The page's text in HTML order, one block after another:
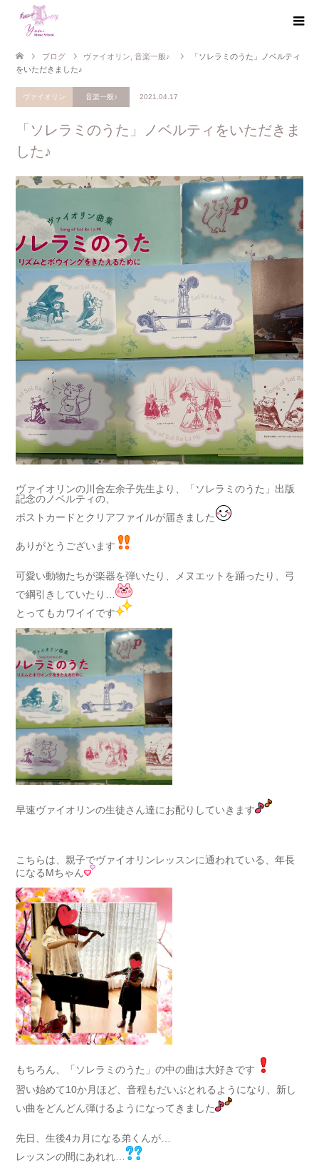
ブログ ヴァイオリン 音楽一般♪
「ソレラミのうた」ノベルティ
をいただきました♪
ヴァイオリン 音楽一般♪ 2021.04.17
「ソレラミのうた」ノベルティをいただきま
した♪
ヴァイオリンの川合左余子先生より、「ソレラミのうた」出版
記念のノベルティの、
ポストカードとクリアファイルが届きました
ありがとうございます
可愛い動物たちが楽器を弾いたり、メヌエットを踊ったり、弓
で綱引きしていたり…
とってもカワイイです
早速ヴァイオリンの生徒さん達にお配りしていきます
こちらは、親子でヴァイオリンレッスンに通われている、年長
になるMちゃん
もちろん、「ソレラミのうた」の中の曲は大好きです
習い始めて10か月ほど、音程もだいぶとれるようになり、新し
い曲をどんどん弾けるようになってきました
先日、生後4カ月になる弟くんが…
レッスンの間にあれれ…